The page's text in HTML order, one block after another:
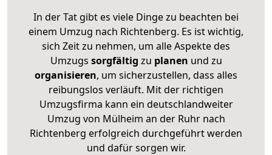
In der Tat gibt es viele Dinge zu beachten bei
einem Umzug nach Richtenberg. Es ist wichtig,
sich Zeit zu nehmen, um alle Aspekte des
Umzugs sorgfältig zu planen und zu
organisieren, um sicherzustellen, dass alles
reibungslos verläuft. Mit der richtigen
Umzugsfirma kann ein deutschlandweiter
Umzug von Mülheim an der Ruhr nach
Richtenberg erfolgreich durchgeführt werden
und dafür sorgen wir.